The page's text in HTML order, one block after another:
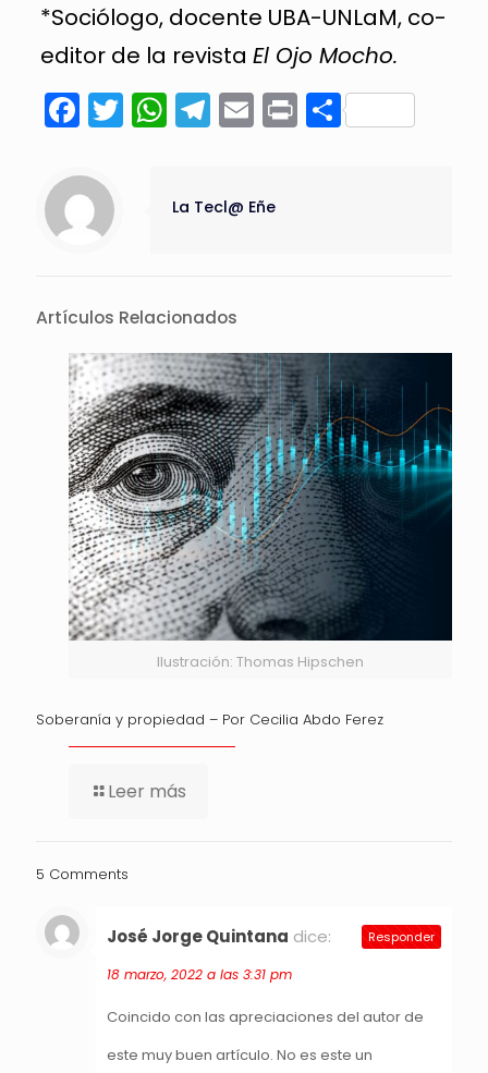
*Sociólogo, docente UBA-UNLaM, co-
editor de la revista El Ojo Mocho.
Facebook
Twitter
WhatsApp
Telegram
Email
Print
La Tecl@ Eñe
Artículos Relacionados
Ilustración: Thomas Hipschen
Soberanía y propiedad – Por Cecilia Abdo Ferez
Leer más
5 Comments
José Jorge Quintana dice:
18 marzo, 2022 a las 3:31 pm
Coincido con las apreciaciones del autor de
este muy buen artículo. No es este un
Responder